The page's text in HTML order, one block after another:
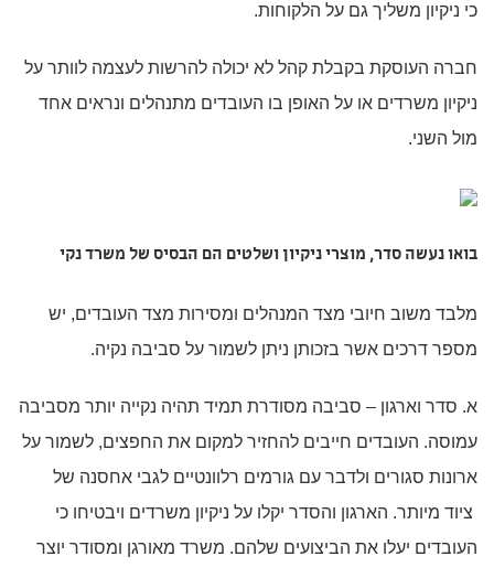
כי ניקיון משליך גם על הלקוחות.
חברה העוסקת בקבלת קהל לא יכולה להרשות לעצמה לוותר על
ניקיון משרדים או על האופן בו העובדים מתנהלים ונראים אחד
מול השני.
בואו נעשה סדר, מוצרי ניקיון ושלטים הם הבסיס של משרד נקי
מלבד משוב חיובי מצד המנהלים ומסירות מצד העובדים, יש
מספר דרכים אשר בזכותן ניתן לשמור על סביבה נקיה.
א. סדר וארגון – סביבה מסודרת תמיד תהיה נקייה יותר מסביבה
עמוסה. העובדים חייבים להחזיר למקום את החפצים, לשמור על
ארונות סגורים ולדבר עם גורמים רלוונטיים לגבי אחסנה של
ציוד מיותר. הארגון והסדר יקלו על ניקיון משרדים ויבטיחו כי
העובדים יעלו את הביצועים שלהם. משרד מאורגן ומסודר יוצר